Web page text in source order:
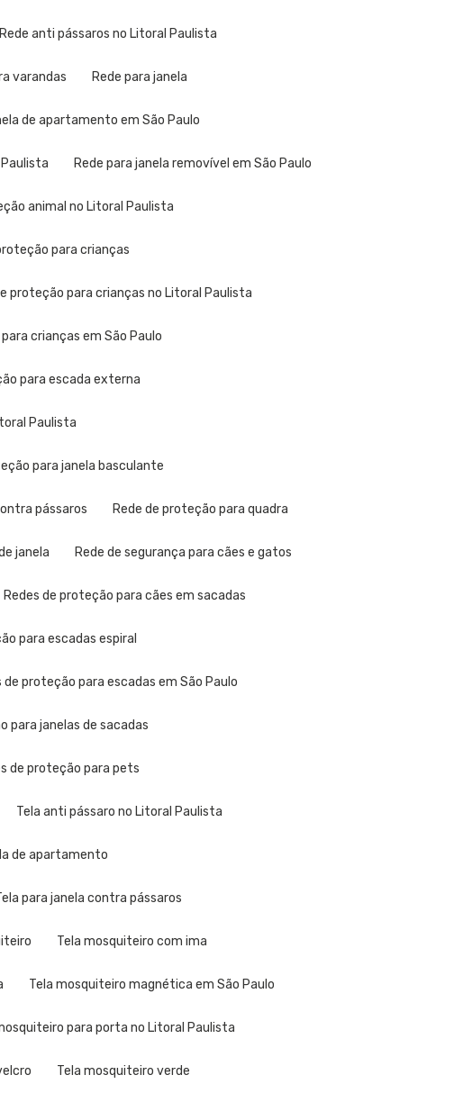
Rede anti pássaros no Litoral Paulista
varandas Rede para janela
de apartamento em São Paulo
Paulista Rede para janela removível em São Paulo
animal no Litoral Paulista
proteção para crianças
proteção para crianças no Litoral Paulista
para crianças em São Paulo
para escada externa
Paulista
para janela basculante
pássaros Rede de proteção para quadra
janela Rede de segurança para cães e gatos
Redes de proteção para cães em sacadas
para escadas espiral
de proteção para escadas em São Paulo
para janelas de sacadas
de proteção para pets
Tela anti pássaro no Litoral Paulista
de apartamento
Tela para janela contra pássaros
Tela mosquiteiro com ima
Tela mosquiteiro magnética em São Paulo
para porta no Litoral Paulista
Tela mosquiteiro verde